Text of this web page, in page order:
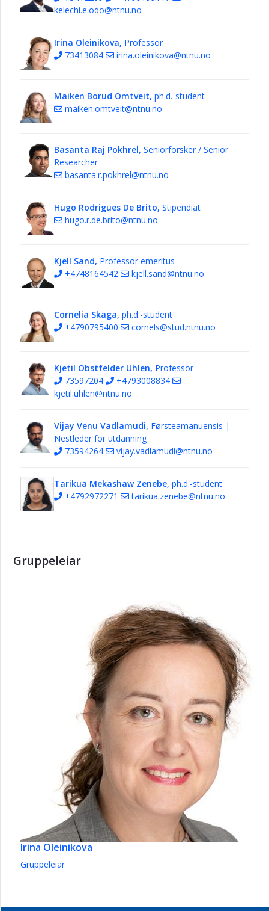
kelechi.e.odo@ntnu.no
Irina Oleinikova, Professor
73413084
irina.oleinikova@ntnu.no
Maiken Borud Omtveit, ph.d.-student
maiken.omtveit@ntnu.no
Basanta Raj Pokhrel, Seniorforsker / Senior
Researcher
basanta.r.pokhrel@ntnu.no
Hugo Rodrigues De Brito, Stipendiat
hugo.r.de.brito@ntnu.no
Kjell Sand, Professor emeritus
+4748164542
kjell.sand@ntnu.no
Cornelia Skaga, ph.d.-student
+4790795400
cornels@stud.ntnu.no
Kjetil Obstfelder Uhlen, Professor
73597204
+4793008834
kjetil.uhlen@ntnu.no
Vijay Venu Vadlamudi, Førsteamanuensis |
Nestleder for utdanning
73594264
vijay.vadlamudi@ntnu.no
Tarikua Mekashaw Zenebe, ph.d.-student
+4792972271
tarikua.zenebe@ntnu.no
Gruppeleiar
Irina Oleinikova
Gruppeleiar